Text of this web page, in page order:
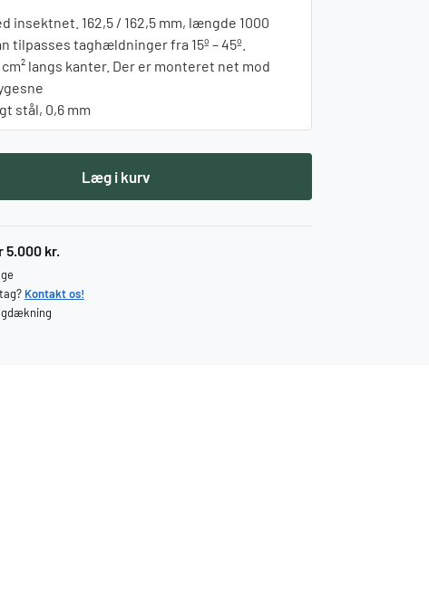
insektnet. 162,5 / 162,5 mm, længde 1000
tilpasses taghældninger fra 15º – 45º.
langs kanter. Der er monteret net mod
stål, 0,6 mm
Læg i kurv
5.000 kr.
Kontakt os!